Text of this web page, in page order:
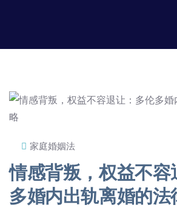
家庭婚姻法
情感背叛，权益不容
多婚内出轨离婚的法